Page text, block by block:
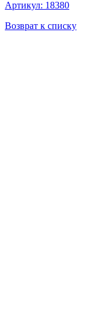
Артикул: 18380
Возврат к списку